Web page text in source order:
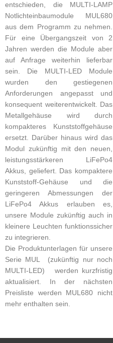
entschieden, die MULTI-LAMP
Notlichteinbaumodule MUL680
aus dem Programm zu nehmen.
Für eine Übergangszeit von 2
Jahren werden die Module aber
auf Anfrage weiterhin lieferbar
sein. Die MULTI-LED Module
wurden den gestiegenen
Anforderungen angepasst und
konsequent weiterentwickelt. Das
Metallgehäuse wird durch
kompakteres Kunststoffgehäuse
ersetzt. Darüber hinaus wird das
Modul zukünftig mit den neuen,
leistungsstärkeren LiFePo4
Akkus, geliefert. Das kompaktere
Kunststoff-Gehäuse und die
geringeren Abmessungen der
LiFePo4 Akkus erlauben es,
unsere Module zukünftig auch in
kleinere Leuchten funktionssicher
zu integrieren.
Die Produktunterlagen für unsere
Serie MUL (zukünftig nur noch
MULTI-LED) werden kurzfristig
aktualisiert. In der nächsten
Preisliste werden MUL680 nicht
mehr enthalten sein.